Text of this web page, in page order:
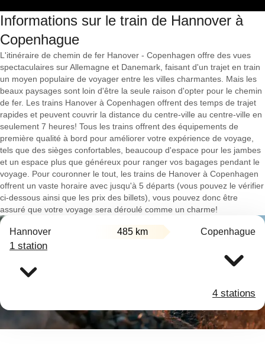
Informations sur le train de Hannover à
Copenhague
L'itinéraire de chemin de fer Hanover - Copenhagen offre des vues
spectaculaires sur Allemagne et Danemark, faisant d'un trajet en train
un moyen populaire de voyager entre les villes charmantes. Mais les
beaux paysages sont loin d'être la seule raison d'opter pour le chemin
de fer. Les trains Hanover à Copenhagen offrent des temps de trajet
rapides et peuvent couvrir la distance du centre-ville au centre-ville en
seulement 7 heures! Tous les trains offrent des équipements de
première qualité à bord pour améliorer votre expérience de voyage,
tels que des sièges confortables, beaucoup d'espace pour les jambes
et un espace plus que généreux pour ranger vos bagages pendant le
voyage. Pour couronner le tout, les trains de Hanover à Copenhagen
offrent un vaste horaire avec jusqu'à 5 départs (vous pouvez le vérifier
ci-dessous ainsi que les prix des billets), vous pouvez donc être
assuré que votre voyage sera déroulé comme un charme!
Hannover 485 km Copenhague
1 station
4 stations